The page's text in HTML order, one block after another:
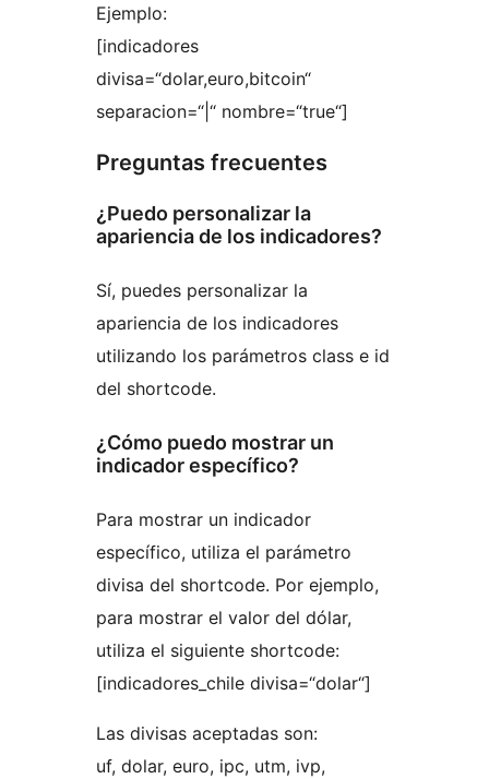
Ejemplo:
[indicadores
divisa=“dolar,euro,bitcoin“
separacion=“|“ nombre=“true“]
Preguntas frecuentes
¿Puedo personalizar la
apariencia de los indicadores?
Sí, puedes personalizar la
apariencia de los indicadores
utilizando los parámetros class e id
del shortcode.
¿Cómo puedo mostrar un
indicador específico?
Para mostrar un indicador
específico, utiliza el parámetro
divisa del shortcode. Por ejemplo,
para mostrar el valor del dólar,
utiliza el siguiente shortcode:
[indicadores_chile divisa=“dolar“]
Las divisas aceptadas son:
uf, dolar, euro, ipc, utm, ivp,